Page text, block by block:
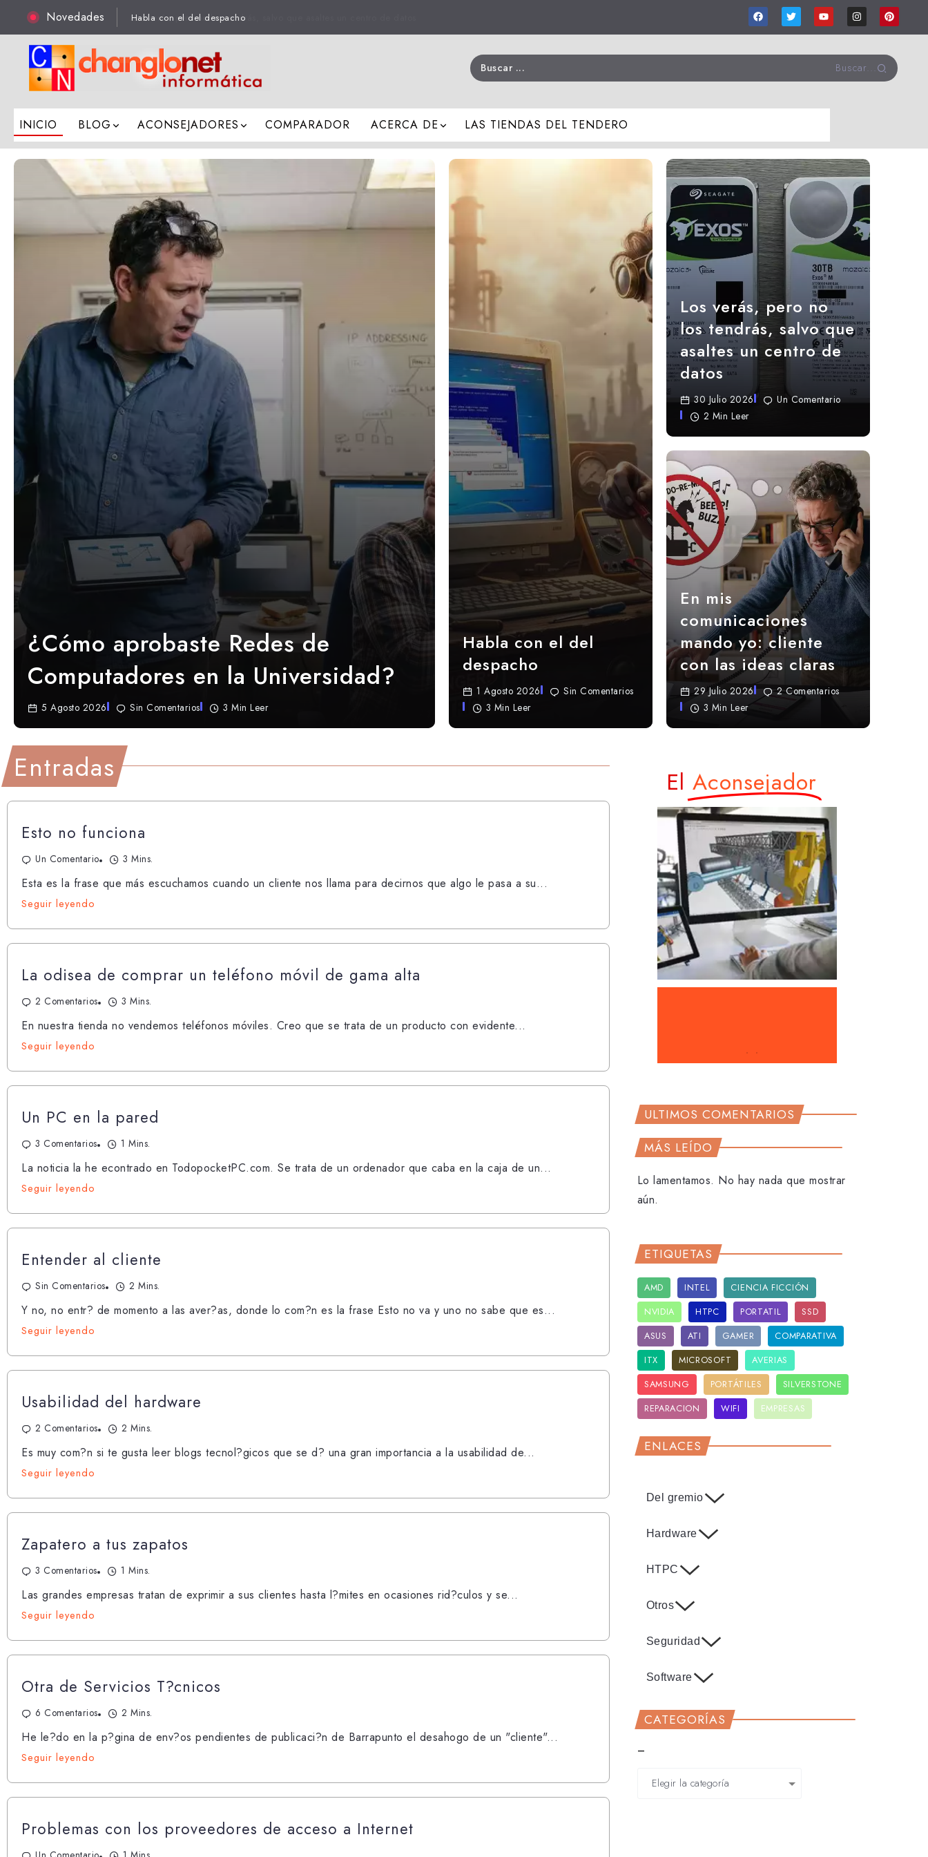
Novedades Los verás, pero no los tendrás, salvo que asaltes un centro de datos
Buscar...
INICIO BLOG ACONSEJADORES COMPARADOR ACERCA DE LAS TIENDAS DEL TENDERO
¿Cómo aprobaste Redes de
Computadores en la Universidad?
5 Agosto 2026 Sin Comentarios 3 Min Leer
Habla con el del
despacho
1 Agosto 2026
Sin Comentarios
3 Min Leer
Los verás, pero no
los tendrás, salvo que
asaltes un centro de
datos
30 Julio 2026
Un Comentario
2 Min Leer
En mis
comunicaciones
mando yo: cliente
con las ideas claras
29 Julio 2026
2 Comentarios
3 Min Leer
Entradas
Esto no funciona
Un Comentario 3 Mins.
Esta es la frase que más escuchamos cuando un cliente nos llama para decirnos que algo le pasa a su...
Seguir leyendo
La odisea de comprar un teléfono móvil de gama alta
2 Comentarios 3 Mins.
En nuestra tienda no vendemos teléfonos móviles. Creo que se trata de un producto con evidente...
Seguir leyendo
Un PC en la pared
3 Comentarios 1 Mins.
La noticia la he econtrado en TodopocketPC.com. Se trata de un ordenador que caba en la caja de un...
Seguir leyendo
Entender al cliente
Sin Comentarios 2 Mins.
Y no, no entr? de momento a las aver?as, donde lo com?n es la frase Esto no va y uno no sabe que es...
Seguir leyendo
Usabilidad del hardware
2 Comentarios 2 Mins.
Es muy com?n si te gusta leer blogs tecnol?gicos que se d? una gran importancia a la usabilidad de...
Seguir leyendo
Zapatero a tus zapatos
3 Comentarios 1 Mins.
Las grandes empresas tratan de exprimir a sus clientes hasta l?mites en ocasiones rid?culos y se...
Seguir leyendo
Otra de Servicios T?cnicos
6 Comentarios 2 Mins.
He le?do en la p?gina de env?os pendientes de publicaci?n de Barrapunto el desahogo de un "cliente"...
Seguir leyendo
Problemas con los proveedores de acceso a Internet
El Aconsejador
ULTIMOS COMENTARIOS
MÁS LEÍDO
Lo lamentamos. No hay nada que mostrar
aún.
ETIQUETAS
AMD INTEL
CIENCIA FICCIÓN
NVIDIA
HTPC PORTATIL
SSD
ASUS
ATI GAMER
COMPARATIVA
ITX
MICROSOFT
AVERIAS
SAMSUNG
PORTÁTILES
SILVERSTONE
REPARACION
WIFI EMPRESAS
ENLACES
Del gremio
Hardware
HTPC
Otros
Seguridad
Software
CATEGORÍAS
–